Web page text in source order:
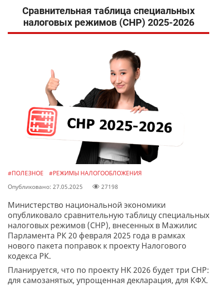
Сравнительная таблица специальных
налоговых режимов (СНР) 2025-2026
#ПОЛЕЗНОЕ
#РЕЖИМЫ НАЛОГООБЛОЖЕНИЯ
Опубликовано: 27.05.2025
27198
Министерство национальной экономики
опубликовало сравнительную таблицу специальных
налоговых режимов (СНР), внесенных в Мажилис
Парламента РК 20 февраля 2025 года в рамках
нового пакета поправок к проекту Налогового
кодекса РК.
Планируется, что по проекту НК 2026 будет три СНР:
для самозанятых, упрощенная декларация, для КФХ.